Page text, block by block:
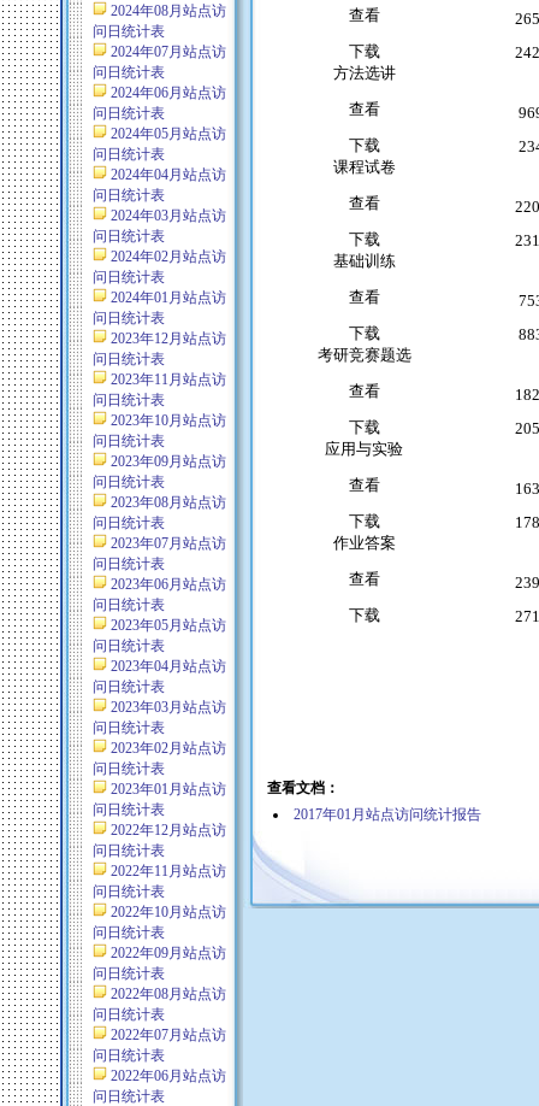
2024年08月站点访
问日统计表
2024年07月站点访
问日统计表
2024年06月站点访
问日统计表
2024年05月站点访
问日统计表
2024年04月站点访
问日统计表
2024年03月站点访
问日统计表
2024年02月站点访
问日统计表
2024年01月站点访
问日统计表
2023年12月站点访
问日统计表
2023年11月站点访
问日统计表
2023年10月站点访
问日统计表
2023年09月站点访
问日统计表
2023年08月站点访
问日统计表
2023年07月站点访
问日统计表
2023年06月站点访
问日统计表
2023年05月站点访
问日统计表
2023年04月站点访
问日统计表
2023年03月站点访
问日统计表
2023年02月站点访
问日统计表
2023年01月站点访
问日统计表
2022年12月站点访
问日统计表
2022年11月站点访
问日统计表
2022年10月站点访
问日统计表
2022年09月站点访
问日统计表
2022年08月站点访
问日统计表
2022年07月站点访
问日统计表
2022年06月站点访
问日统计表
查看
下载
方法选讲
查看
下载
课程试卷
查看
下载
基础训练
查看
下载
考研竞赛题选
查看
下载
应用与实验
查看
下载
作业答案
查看
下载
查看文档：
2017年01月站点访问统计报告